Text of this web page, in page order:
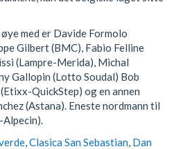
med er Davide Formolo
Gilbert (BMC), Fabio Felline
(Lampre-Merida), Michal
Gallopin (Lotto Soudal) Bob
QuickStep) og en annen
(Astana). Eneste nordmann til
Alpecin).
,Clasica San Sebastian, Dan